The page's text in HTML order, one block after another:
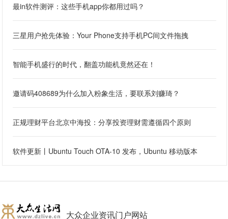
最in软件测评：这些手机app你都用过吗？
三星用户抢先体验：Your Phone支持手机PC间文件拖拽
智能手机盛行的时代，翻盖功能机竟然还在！
邀请码408689为什么加入粉象生活，要联系刘赚琦？
正规理财平台北京中海投：分享投资理财需遵循四个原则
软件更新丨Ubuntu Touch OTA-10 发布，Ubuntu 移动版本
大众企业资讯门户网站